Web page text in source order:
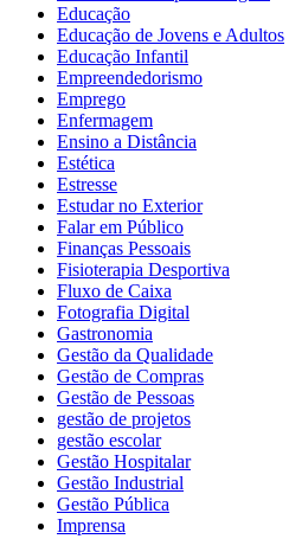
Educação
Educação de Jovens e Adultos
Educação Infantil
Empreendedorismo
Emprego
Enfermagem
Ensino a Distância
Estética
Estresse
Estudar no Exterior
Falar em Público
Finanças Pessoais
Fisioterapia Desportiva
Fluxo de Caixa
Fotografia Digital
Gastronomia
Gestão da Qualidade
Gestão de Compras
Gestão de Pessoas
gestão de projetos
gestão escolar
Gestão Hospitalar
Gestão Industrial
Gestão Pública
Imprensa